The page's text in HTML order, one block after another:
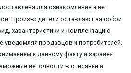
для ознакомления и не
Производители оставляют за собой
характеристики и комплектацию
уведомляя продавцов и потребителей.
к данному факту и заранее
неточности в описании и